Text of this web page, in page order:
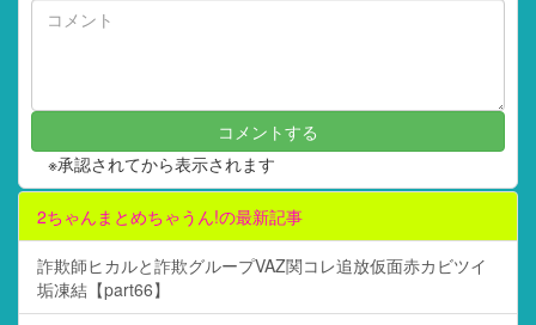
※承認されてから表示されます
2ちゃんまとめちゃうん!の最新記事
詐欺師ヒカルと詐欺グループVAZ関コレ追放仮面赤カビツイ
垢凍結【part66】